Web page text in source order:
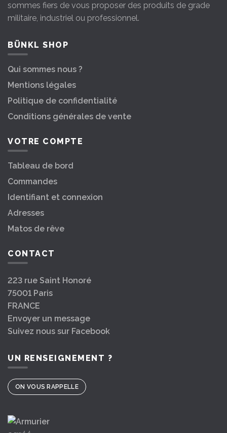
sommes fiers de vous proposer des produits de grade
militaire, industriel ou professionnel.
BÜNKL SHOP
Qui sommes nous ?
Mentions légales
Politique de confidentialité
Conditions générales de vente
VOTRE COMPTE
Tableau de bord
Commandes
Identifiant et connexion
Adresses
Matos de rêve
CONTACT
223 rue Saint Honoré
75001 Paris
FRANCE
Envoyer un message
Suivez nous sur Facebook
UN RENSEIGNEMENT ?
ON VOUS RAPPELLE